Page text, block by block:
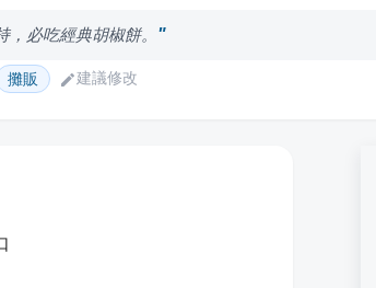
必吃經典胡椒餅。
攤販 建議修改